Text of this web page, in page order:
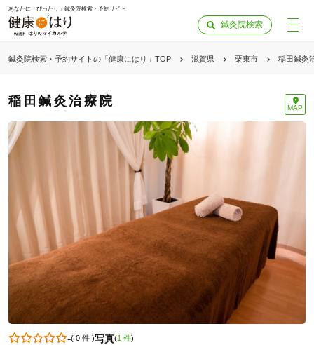
あなたに「ぴったり」鍼灸院検索・予約サイト
鍼灸院検索
鍼灸院検索・予約サイトの「健康にはり」TOP 滋賀県 栗東市 稲田鍼灸
稲田鍼灸治療院 MAP
-( 0 件)写真(1 件)
「健康にはりを見た」